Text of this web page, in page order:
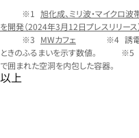
旭化成、ミリ波・マイクロ
を開発（2024年3月12日プレスリリース
MWカフェ
誘
ときのふるまいを示す数値。
で囲まれた空洞を内包した容器。
以上